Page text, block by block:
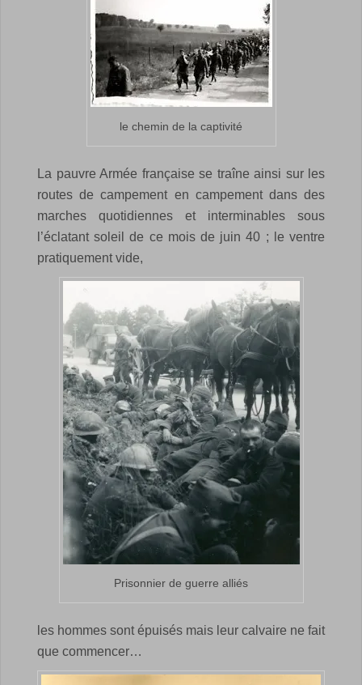
le chemin de la captivité
La pauvre Armée française se traîne ainsi sur les
routes de campement en campement dans des
marches quotidiennes et interminables sous
l’éclatant soleil de ce mois de juin 40 ; le ventre
pratiquement vide,
Prisonnier de guerre alliés
les hommes sont épuisés mais leur calvaire ne fait
que commencer…